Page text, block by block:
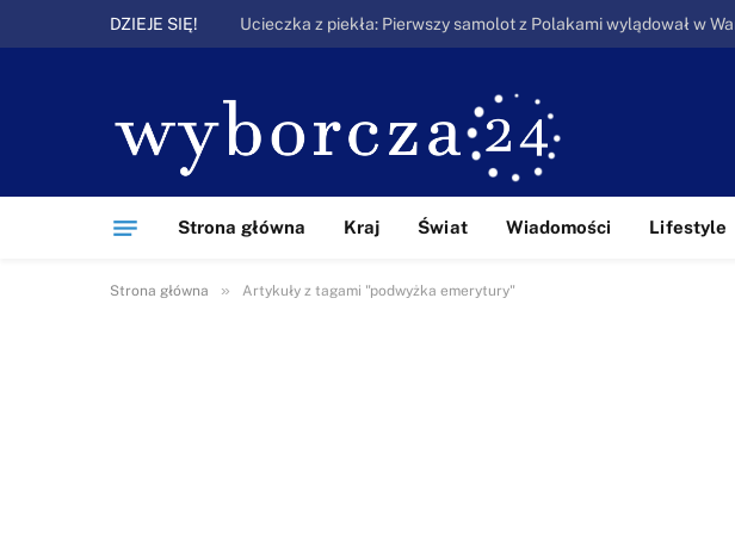
DZIEJE SIĘ!
Strona główna Kraj Świat Wiadomości Lifestyle
Strona główna » Artykuły z tagami "podwyżka emerytury"